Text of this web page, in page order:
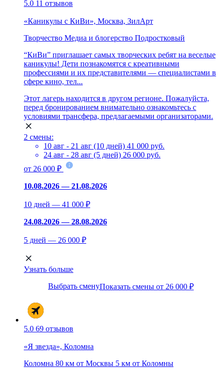
5.0 11 отзывов
«Каникулы с КиВи», Москва, ЗилАрт
Творчество Медиа и блогерство Подростковый
“КиВи” приглашает самых творческих ребят на веселые
каникулы! Дети познакомятся с креативными
профессиями и их представителями — специалистами в
сфере кино, тел...
Этот лагерь находится в другом регионе. Пожалуйста,
перед бронированием внимательно ознакомьтесь с
условиями трансфера, предлагаемыми организаторами.
2 смены:
10 авг - 21 авг (10 дней) 41 000 руб.
24 авг - 28 авг (5 дней) 26 000 руб.
от 26 000 ₽
10.08.2026 — 21.08.2026
10 дней — 41 000 ₽
24.08.2026 — 28.08.2026
5 дней — 26 000 ₽
Узнать больше
Выбрать сменуПоказать смены от 26 000 ₽
5.0 69 отзывов
«Я звезда», Коломна
Коломна 80 км от Москвы 5 км от Коломны